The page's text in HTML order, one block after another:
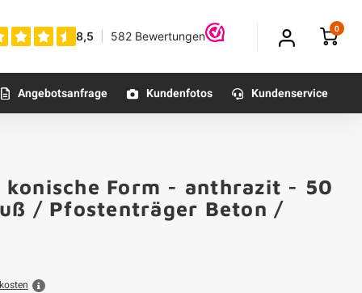
0
Angebotsanfrage Kundenfotos Kundenservice
Form - anthrazit - 50
/ Pfostenträger Beton /